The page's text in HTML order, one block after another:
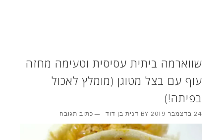
שווארמה ביתית עסיסית וטעימה מחזה
עוף עם בצל מטוגן (מומלץ לאכול
בפיתה!)
24 בדצמבר 2019 דנית בן דוד כתוב תגובה